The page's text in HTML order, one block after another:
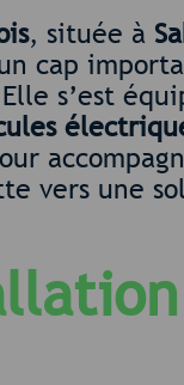
, située à
cap
s’est
vers une